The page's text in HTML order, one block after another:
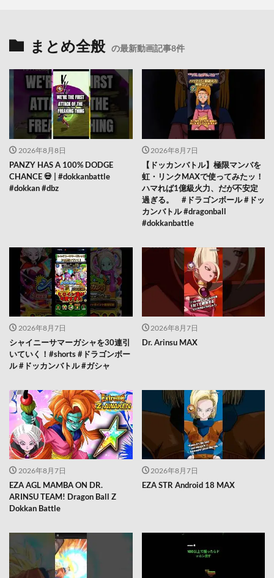
まとめ全般 の最新動画記事8件
2026年8月8日
PANZY HAS A 100% DODGE
CHANCE 💀 | #dokkanbattle
#dokkan #dbz
2026年8月7日
【ドッカンバトル】極限マンバを
虹・リンクMAXで使ってみたッ！
ハマれば1億級火力、だが不安定
過ぎる。 #ドラゴンボール #ドッ
カンバトル #dragonball
#dokkanbattle
2026年8月7日
シャイニーサマーガシャを30連引
いていく！#shorts #ドラゴンボー
ル #ドッカンバトル #ガシャ
2026年8月7日
Dr. Arinsu MAX
2026年8月7日
EZA AGL MAMBA ON DR.
ARINSU TEAM! Dragon Ball Z
Dokkan Battle
2026年8月7日
EZA STR Android 18 MAX